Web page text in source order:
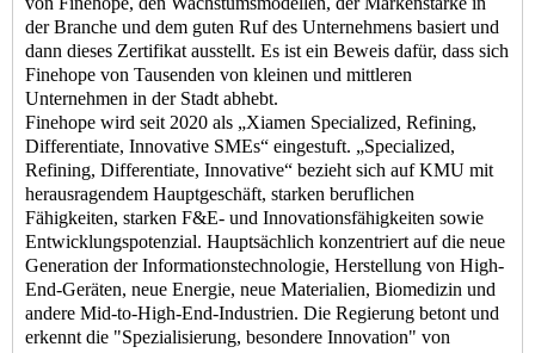
der Branche und dem guten Ruf des Unternehmens basiert und
dann dieses Zertifikat ausstellt. Es ist ein Beweis dafür, dass sich
Finehope von Tausenden von kleinen und mittleren
Unternehmen in der Stadt abhebt.
Finehope wird seit 2020 als „Xiamen Specialized, Refining,
Differentiate, Innovative SMEs“ eingestuft. „Specialized,
Refining, Differentiate, Innovative“ bezieht sich auf KMU mit
herausragendem Hauptgeschäft, starken beruflichen
Fähigkeiten, starken F&E- und Innovationsfähigkeiten sowie
Entwicklungspotenzial. Hauptsächlich konzentriert auf die neue
Generation der Informationstechnologie, Herstellung von High-
End-Geräten, neue Energie, neue Materialien, Biomedizin und
andere Mid-to-High-End-Industrien. Die Regierung betont und
erkennt die "Spezialisierung, besondere Innovation" von